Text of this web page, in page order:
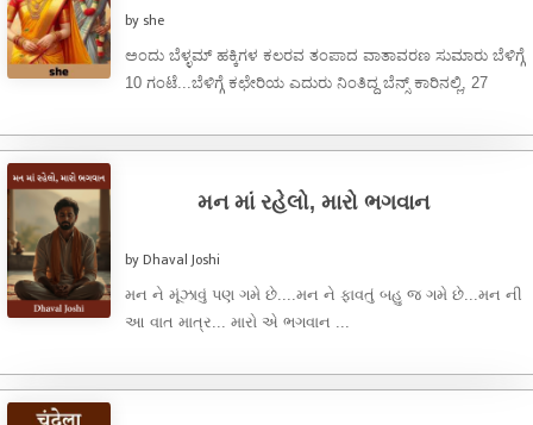
by she
ಅಂದು ಬೆಳ್ಳಮ್ ಹಕ್ಕಿಗಳ ಕಲರವ ತಂಪಾದ ವಾತಾವರಣ ಸುಮಾರು ಬೆಳಿಗ್ಗೆ
10 ಗಂಟೆ...ಬೆಳಿಗ್ಗೆ ಕಛೇರಿಯ ಎದುರು ನಿಂತಿದ್ದ ಬೆನ್ಸ್ ಕಾರಿನಲ್ಲಿ, 27
મન માં રહેલો, મારો ભગવાન
by Dhaval Joshi
મન ને મૂંઝાવું પણ ગમે છે....મન ને ફાવતું બહુ જ ગમે છે...મન ની
આ વાત માત્ર... મારો એ ભગવાન ...